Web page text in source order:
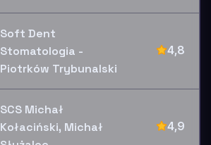
Soft Dent
Stomatologia -
Piotrków Trybunalski
4,8
SCS Michał
Kołaciński, Michał
4,9